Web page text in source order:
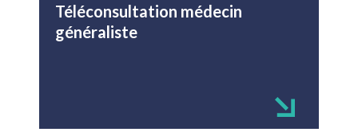
Téléconsultation médecin
généraliste